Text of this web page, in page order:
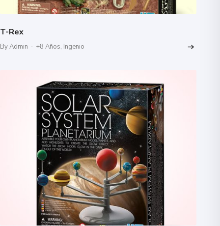
T-Rex
By Admin - +8 Años, Ingenio